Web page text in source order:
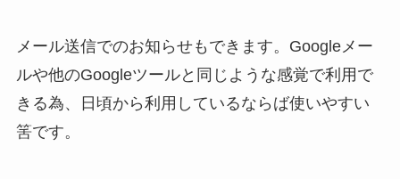
メール送信でのお知らせもできます。Googleメー
ルや他のGoogleツールと同じような感覚で利用で
きる為、日頃から利用しているならば使いやすい
筈です。